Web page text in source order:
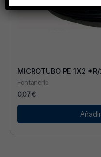
MICROTUBO PE 1X2
Fontanería
0,07€